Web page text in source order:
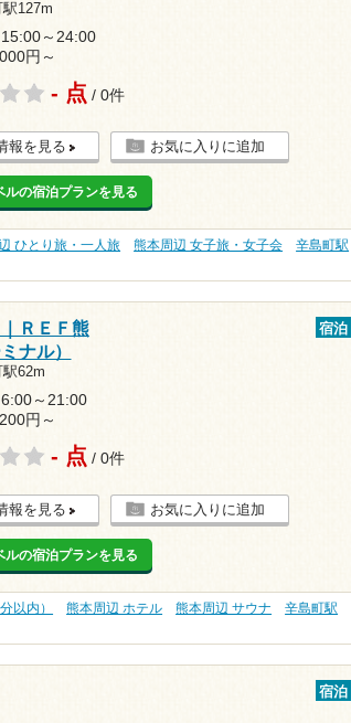
127m
～24:00
円～
- 点 / 0件
報を見る お気に入りに追加
ルの宿泊プランを見る
ひとり旅・一人旅 熊本周辺 女子旅・女子会
辛島町駅
ＲＥＦ熊
ナル）
62m
宿泊
～21:00
円～
- 点 / 0件
報を見る お気に入りに追加
ルの宿泊プランを見る
以内） 熊本周辺 ホテル 熊本周辺 サウナ
辛島町駅
宿泊